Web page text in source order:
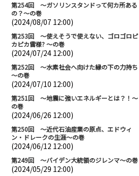
第254回 ～ガソリンスタンドって何カ所ある
の？～の巻
(2024/08/07 12:00)
第253回 ～使えそうで使えない、ゴロゴロピ
カピカ雷様? ～の巻
(2024/07/24 12:00)
第252回 ～水素社会へ向けた縁の下の力持ち
～の巻
(2024/07/10 12:00)
第251回 ～地震に強いエネルギーとは？！～
の巻
(2024/06/26 12:00)
第250回 ～近代石油産業の原点、エドウィ
ン・ドレークの生涯～の巻
(2024/06/12 12:00)
第249回 ～バイデン大統領のジレンマ～の巻
(2024/05/29 12:00)